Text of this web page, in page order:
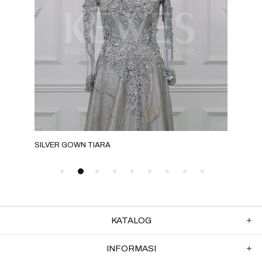
SILVER GOWN TIARA
KATALOG
INFORMASI